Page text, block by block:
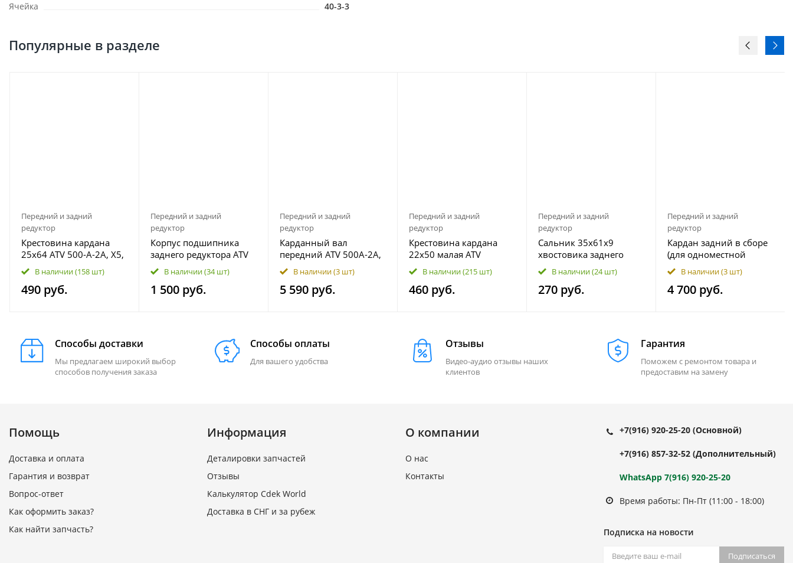
Ячейка
40-3-3
Популярные в разделе
Передний и задний
редуктор
Крестовина кардана
25х64 ATV 500-A-2A, X5,
X6 EFI, Z6, X5 H.O, U8,
X8, X6 EPS, BRP Can-am
Outlander 7020-290130
В наличии(158 шт)
490 руб.
Передний и задний
редуктор
Корпус подшипника
заднего редуктора ATV
500A\2A, X5, X6, X8
0180-331005
В наличии(34 шт)
1 500 руб.
Передний и задний
редуктор
Карданный вал
передний ATV 500A-2A,
X5, X6 9010-290100-
00001
В наличии(3 шт)
5 590 руб.
Передний и задний
редуктор
Крестовина кардана
22x50 малая ATV
500/A/2A, X5, X6, X8, Z8,
Z10 7020-300120
В наличии(215 шт)
460 руб.
Передний и задний
редуктор
Сальник 35x61x9
хвостовика заднего
редуктора ATV
500/A/2A, X5, X5 H.O, X6,
Z6, X8, Z8, U8 0180-
В наличии(24 шт)
270 руб.
Передний и задний
редуктор
Кардан задний в сборе
(для одноместной
модели) ATV X5, X6 EFI,
UTV500-3 9010-300100
В наличии(3 шт)
4 700 руб.
Способы доставки
Мы предлагаем широкий выбор
способов получения заказа
Способы оплаты
Для вашего удобства
Отзывы
Видео-аудио отзывы наших
клиентов
Гарантия
Поможем с ремонтом товара и
предоставим на замену
Помощь
Доставка и оплата
Гарантия и возврат
Вопрос-ответ
Как оформить заказ?
Как найти запчасть?
Информация
Деталировки запчастей
Отзывы
Калькулятор Cdek World
Доставка в СНГ и за рубеж
О компании
О нас
Контакты
+7(916) 920-25-20 (Основной)
+7(916) 857-32-52 (Дополнительный)
WhatsApp 7(916) 920-25-20
Время работы: Пн-Пт (11:00 - 18:00)
Подписка на новости
Подписаться